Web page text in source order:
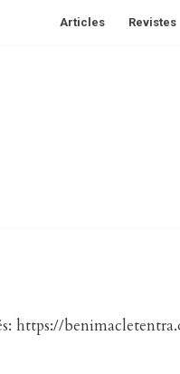
Articles Revistes
https://